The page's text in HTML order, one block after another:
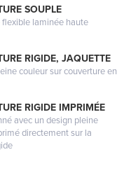
SOUPLE
flexible laminée haute
RIGIDE, JAQUETTE
couleur sur couverture en
RIGIDE IMPRIMÉE
avec un design pleine
directement sur la